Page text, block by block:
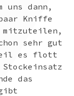
uns dann,
Kniffe
mitzuteilen,
sehr gut
es flott
das